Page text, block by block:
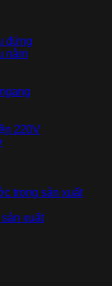
đứng
nằm
220V
trong sản xuất
xuất